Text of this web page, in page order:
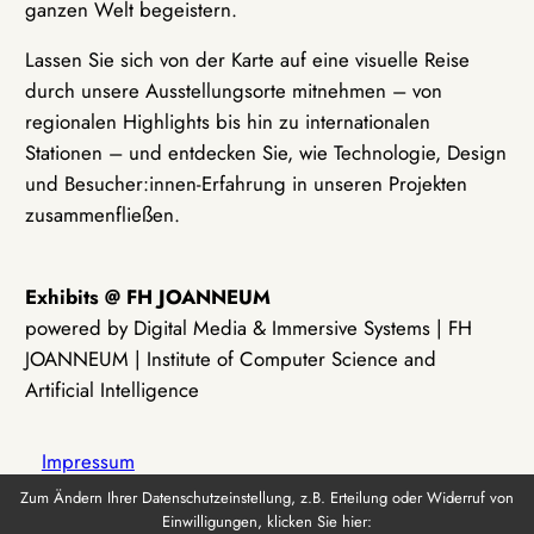
ganzen Welt begeistern.
Lassen Sie sich von der Karte auf eine visuelle Reise
durch unsere Ausstellungsorte mitnehmen – von
regionalen Highlights bis hin zu internationalen
Stationen – und entdecken Sie, wie Technologie, Design
und Besucher:innen-Erfahrung in unseren Projekten
zusammenfließen.
Exhibits @ FH JOANNEUM
powered by Digital Media & Immersive Systems | FH
JOANNEUM | Institute of Computer Science and
Artificial Intelligence
Impressum
Zum Ändern Ihrer Datenschutzeinstellung, z.B. Erteilung oder Widerruf von
Einwilligungen, klicken Sie hier: